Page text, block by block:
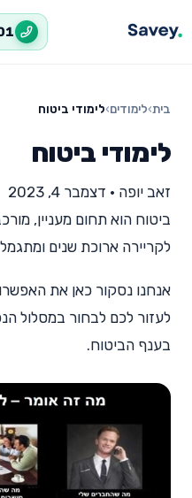
בית›לימודים›לימודי ביטוח
לימודי ביטוח
זאב יופה • דצמבר 4, 2023
ביטוח הוא תחום מעניין,
לקריירה ארוכת שנים
אנחנו נסקור כאן את
לעזור לכם לבחור במסלול
בענף הביטוח.